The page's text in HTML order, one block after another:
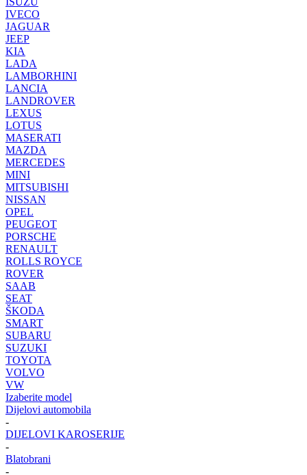
IVECO
JAGUAR
JEEP
KIA
LADA
LAMBORHINI
LANCIA
LANDROVER
LEXUS
LOTUS
MASERATI
MAZDA
MERCEDES
MINI
MITSUBISHI
NISSAN
OPEL
PEUGEOT
PORSCHE
RENAULT
ROLLS ROYCE
ROVER
SAAB
SEAT
ŠKODA
SMART
SUBARU
SUZUKI
TOYOTA
VOLVO
VW
Izaberite model
Dijelovi automobila
-
DIJELOVI KAROSERIJE
-
Blatobrani
-